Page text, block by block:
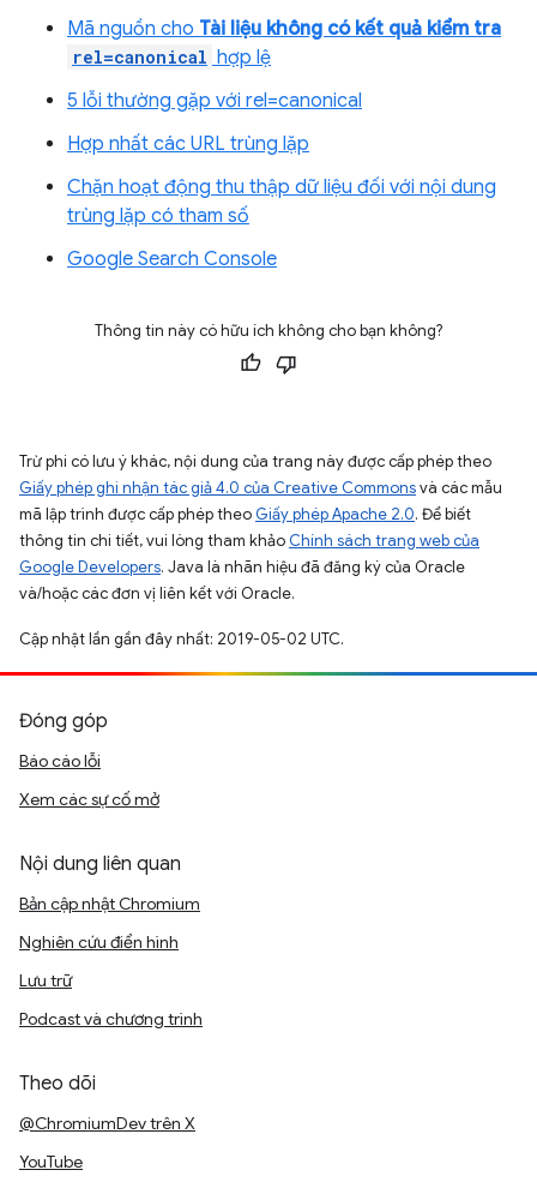
Mã nguồn cho Tài liệu không có kết quả kiểm tra
rel=canonical hợp lệ
5 lỗi thường gặp với rel=canonical
Hợp nhất các URL trùng lặp
Chặn hoạt động thu thập dữ liệu đối với nội dung
trùng lặp có tham số
Google Search Console
Thông tin này có hữu ích không cho bạn không?
Trừ phi có lưu ý khác, nội dung của trang này được cấp phép theo
Giấy phép ghi nhận tác giả 4.0 của Creative Commonsvà các mẫu
mã lập trình được cấp phép theo Giấy phép Apache 2.0. Để biết
thông tin chi tiết, vui lòng tham khảo Chính sách trang web của
Google Developers. Java là nhãn hiệu đã đăng ký của Oracle
và/hoặc các đơn vị liên kết với Oracle.
Cập nhật lần gần đây nhất: 2019-05-02 UTC.
Đóng góp
Báo cáo lỗi
Xem các sự cố mở
Nội dung liên quan
Bản cập nhật Chromium
Nghiên cứu điển hình
Lưu trữ
Podcast và chương trình
Theo dõi
@ChromiumDev trên X
YouTube